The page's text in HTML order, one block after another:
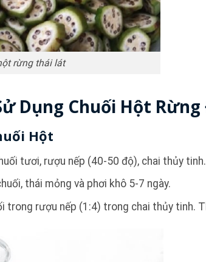
rừng thái lát
Dụng Chuối Hột
Hột
tươi, rượu nếp (40-50 độ), chai thủy tinh.
thái mỏng và phơi khô 5-7 ngày.
trong rượu nếp (1:4) trong chai thủy tinh.